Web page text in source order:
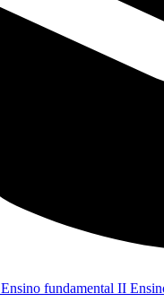
Ensino fundamental II